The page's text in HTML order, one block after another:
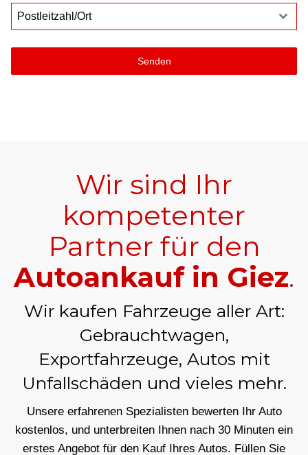
Postleitzahl/Ort
Senden
Wir sind Ihr
kompetenter
Partner für den
Autoankauf in Giez.
Wir kaufen Fahrzeuge aller Art:
Gebrauchtwagen,
Exportfahrzeuge, Autos mit
Unfallschäden und vieles mehr.
Unsere erfahrenen Spezialisten bewerten Ihr Auto
kostenlos, und unterbreiten Ihnen nach 30 Minuten ein
erstes Angebot für den Kauf Ihres Autos. Füllen Sie